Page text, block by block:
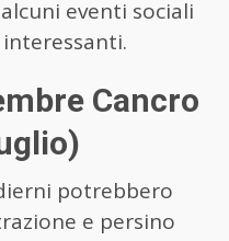
eventi sociali
Cancro
potrebbero
e persino